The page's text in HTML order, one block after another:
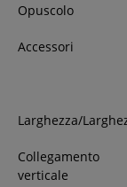
Opuscolo
Accessori
Larghezza/
Collegamento
verticale